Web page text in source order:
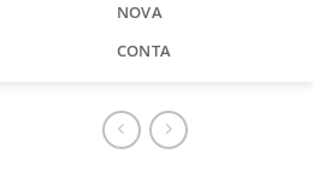
NOVA
CONTA